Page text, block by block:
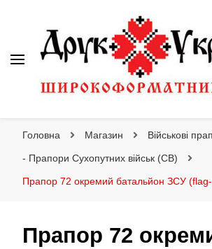
Головна Магазин Військові
- Прапори Сухопутних військ (СВ)
Прапор 72 окремий батальйон ЗСУ
Прапор 72